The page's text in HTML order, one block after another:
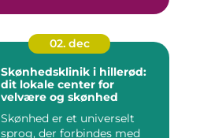
02. dec
Skønhedsklinik i hillerød:
dit lokale center for
velvære og skønhed
Skønhed er et universelt
sprog, der forbindes med